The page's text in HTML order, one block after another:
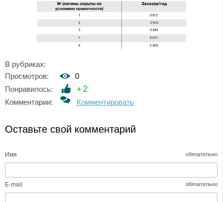
В рубриках:
Просмотров:
0
Понравилось:
+ 2
Комментарии:
Комментировать
Оставьте свой комментарий
Имя обязательно
E-mail обязательно